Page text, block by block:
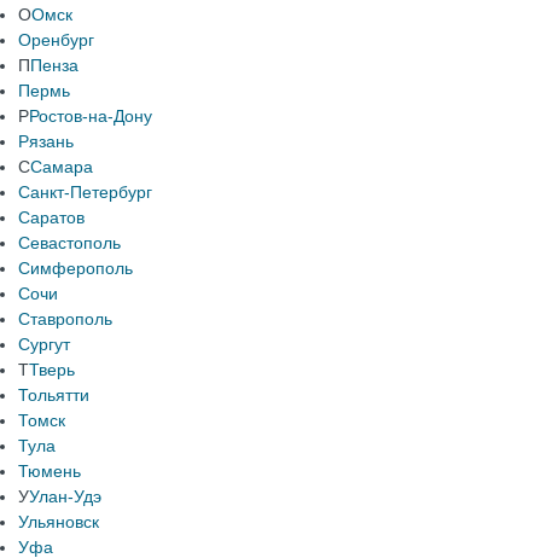
ООмск
Оренбург
ППенза
Пермь
РРостов-на-Дону
Рязань
ССамара
Санкт-Петербург
Саратов
Севастополь
Симферополь
Сочи
Ставрополь
Сургут
ТТверь
Тольятти
Томск
Тула
Тюмень
УУлан-Удэ
Ульяновск
Уфа